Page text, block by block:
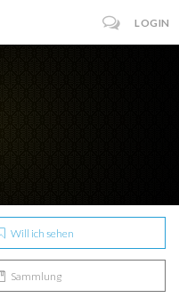
LOGIN
Will ich sehen
Sammlung